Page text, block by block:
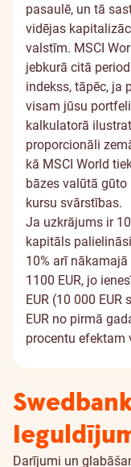
pasaulē, un tā
vidējas
valstīm. MSCI
jebkurā citā
indekss, tāpēc, ja
visam jūsu
kalkulatorā
proporcionāli
kā MSCI World
bāzes valūtā
kursu svārstības.
Ja uzkrājums ir
kapitāls
10% arī
1100 EUR, jo
EUR (10 000
EUR no pirmā
procentu efektam
Darījumi un